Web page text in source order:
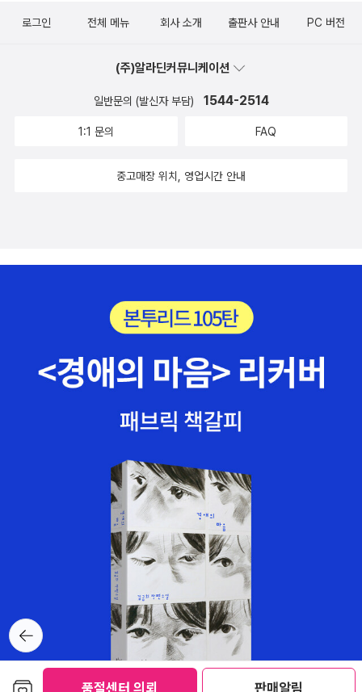
품절센터 의뢰 판매알림
은게 될 수도 있지 않을까 생각되는데...그리고 이건 다른 얘기지만...
한건은 13일에 도착하고, 한건은 17일에 도착을 했다.살펴보니 내가
아니고 아이들 공부하는 문제집인데 이럴때는 문제집만 먼저 배송해
주시면안되는건지 여쭤보고 싶었다. 아이를 공부시키려는 엄마는 하
나의 모습이라니... >.<어차피 내가 보려고 구입한 책 가격이 만원이
용기를 보여주는 아주 멋진 그림책꼬마 팀이 부모님을 만나서 아주
바에아프릴이 집은 아주 커다란 집이 아니라 아주 작은 집에 살고 있
었지요 아빠는 고양이는 한마리만 키울 수잇는 집이라고 누차 당부를
는 그런 아기고양이를 함께 키울 수없다고 말을 하면서도 에이프릴이
치. 브렌다. 차콜.아기고양이들의 특징을 살려 아주 이쁜 이름을 지어
눈물이 나고 마음이 아프네요 에이프릴은 사랑받는 새끼고양이들보
다 다잘 시바를 키우기로 마음을 먹지요 그런 에이프릴을 바라다 보
가 너무 작아진 에이프릴을 위해서 좀더 큰집으로이사를 가기로 하지
요 그리고 두마리의 고양이 시바와 브렌다를 함께 키우기로 하지요난
고양이를 별로 좋아하지 않는다 그러나 고양이 그림이 참 이쁘다 귀
엽다고 해야하나 조금 긴듯한 글밥도 아이는 귀기울여 듣는다 새끼
고양이들과 어미 고양이들이 헤어지면 어쩌나 하는 마음으로 에이프
릴의 이쁘고 사랑스러운 마음을 엿볼 수잇는 그림책,,,4.죽음아기생
쥐와 코끼리 할아버지와의 우정이야기그리고 죽음을 기다리는 아니
언젠가는 죽는다는것을 우리아이들에게 설명하기 좋은 그림책아주
작은 생쥐가 이제 떠나야 할 할아버지를 위해서정성으로 마음으로 다
리를 고치는 모습을 보면서,,언제나 든든한 힘이 되어주던 할아버지
를 떠나 보내야 하는 생쥐의 마음은 어떨까그리고 이제 힘이 없어서
아주 작은 생쥐의 도움을 받는 할아버지는 떠나면서 홀로 남는 생쥐
가 얼마나 걱정스러울까그래서 할아버지는 어린 생쥐에게 좋은 추억
을 많이 만들어주시고 가시는지도,,참 멋진 그림책이다,,마음이 싸하
고 아프지만 언젠가는 우리는 모두 저 먼 어딘가로 가겠지,,5.아빠는
뒤로가
기
로그인 전체 메뉴 회사 소개 출판사 안내 PC 버전
(주)알라딘커뮤니케이션
일반문의 (발신자 부담) 1544-2514
1:1 문의 FAQ
중고매장 위치, 영업시간 안내